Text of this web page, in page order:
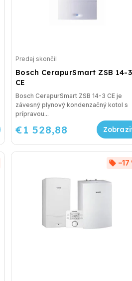
Bosch CerapurSmart ZSB 14-3
CE
Predaj skončil
€1 528,88
Bosch CerapurSmart ZSB 14-3 CE je
závesný plynový kondenzačný kotol s
prípravou...
–17